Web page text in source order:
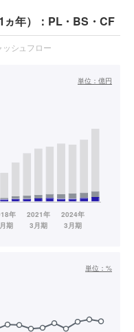
ヵ年）：PL・BS・CF
シュフロー
単位： 億円
単位： %